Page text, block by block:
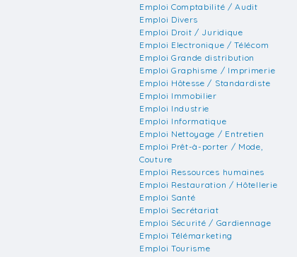
Emploi Comptabilité / Audit
Emploi Divers
Emploi Droit / Juridique
Emploi Electronique / Télécom
Emploi Grande distribution
Emploi Graphisme / Imprimerie
Emploi Hôtesse / Standardiste
Emploi Immobilier
Emploi Industrie
Emploi Informatique
Emploi Nettoyage / Entretien
Emploi Prêt-à-porter / Mode,
Couture
Emploi Ressources humaines
Emploi Restauration / Hôtellerie
Emploi Santé
Emploi Secrétariat
Emploi Sécurité / Gardiennage
Emploi Télémarketing
Emploi Tourisme